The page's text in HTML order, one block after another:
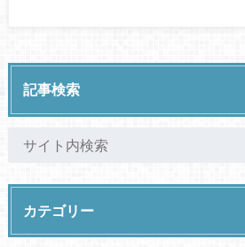
記事検索
カテゴリー